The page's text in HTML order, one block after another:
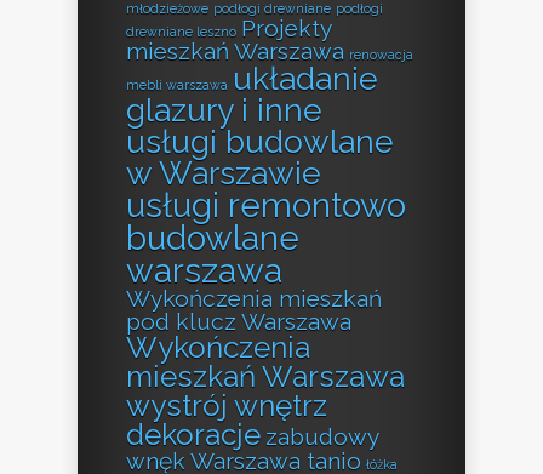
młodzieżowe podłogi drewniane podłogi
drewniane leszno Projekty
mieszkań Warszawa renowacja
mebli warszawa układanie
glazury i inne
usługi budowlane
w Warszawie
usługi remontowo
budowlane
warszawa
Wykończenia mieszkań
pod klucz Warszawa
Wykończenia
mieszkań Warszawa
wystrój wnętrz
dekoracje zabudowy
wnęk Warszawa tanio łóżka